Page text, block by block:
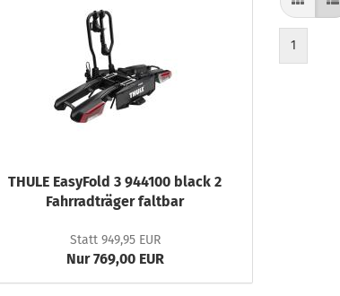
Gepäck und Reisetaschen
1
THULE EasyFold 3 944100 black 2
Fahrradträger faltbar
Statt 949,95 EUR
Nur 769,00 EUR